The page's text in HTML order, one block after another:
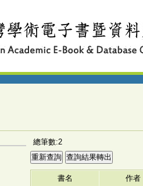
總筆數:2
書名
作者